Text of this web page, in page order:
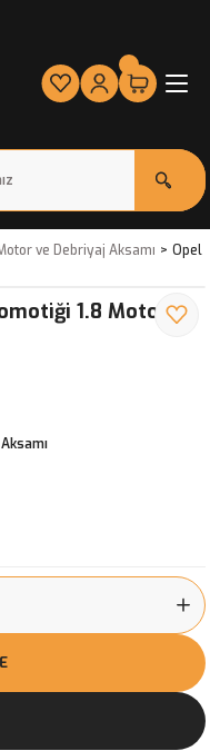
ve Debriyaj Aksamı Opel
1.8 Motorlar